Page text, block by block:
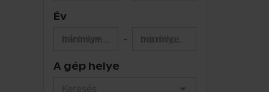
Év
- maximum év
A gép helye